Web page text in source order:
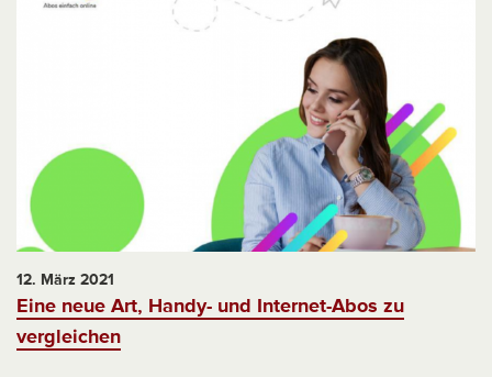
12. März 2021
Eine neue Art, Handy- und Internet-Abos zu
vergleichen